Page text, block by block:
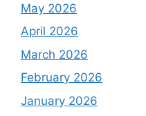
May 2026
April 2026
March 2026
February 2026
January 2026